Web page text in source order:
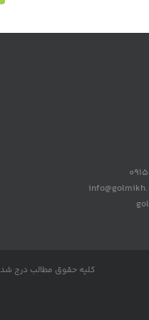
کلیه حقوق مطالب درج